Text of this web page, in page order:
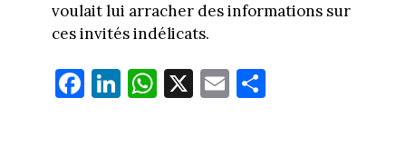
voulait lui arracher des informations sur
ces invités indélicats.
Fa
ce
Li
nk
W
ha
X E
m
Pa